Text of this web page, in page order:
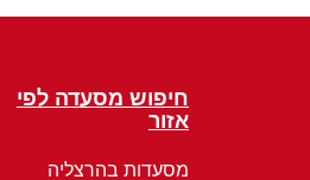
חיפוש מסעדה לפי
אזור
מסעדות בהרצליה